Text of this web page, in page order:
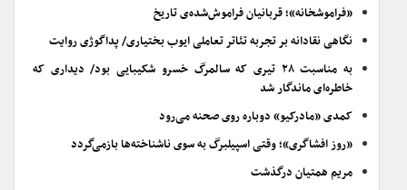
«فراموشخانه»؛ قربانیان فراموش‌شده‌ی تاریخ
نگاهی نقادانه بر تجربه تئاتر تعاملی ایوب بختیاری/ پداگوژی روایت
به مناسبت ۲۸ تیری که سالمرگ خسرو شکیبایی بود/ دیداری که
خاطره‌ای ماندگار شد
کمدی «مادرکیو» دوباره روی صحنه می‌رود
«روز افشاگری»؛ وقتی اسپیلبرگ به سوی ناشناخته‌ها بازمی‌گردد
مریم همتیان درگذشت